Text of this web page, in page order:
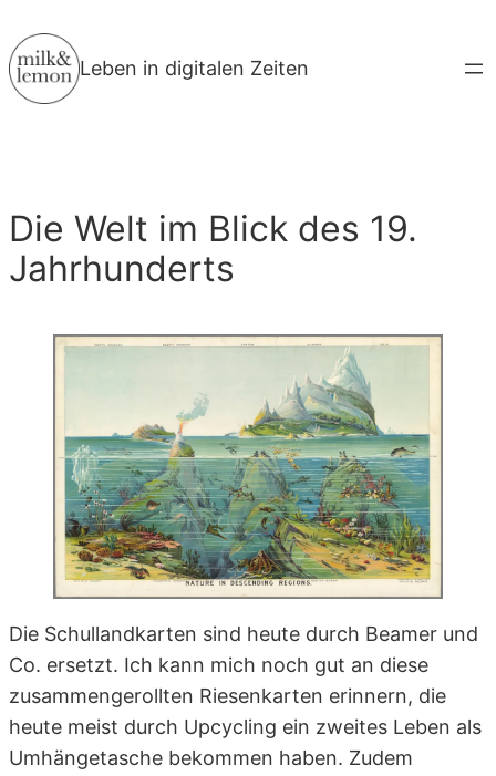
Inhalt
springen
Leben in digitalen Zeiten
Die Welt im Blick des 19.
Jahrhunderts
Die Schullandkarten sind heute durch Beamer und
Co. ersetzt. Ich kann mich noch gut an diese
zusammengerollten Riesenkarten erinnern, die
heute meist durch Upcycling ein zweites Leben als
Umhängetasche bekommen haben. Zudem